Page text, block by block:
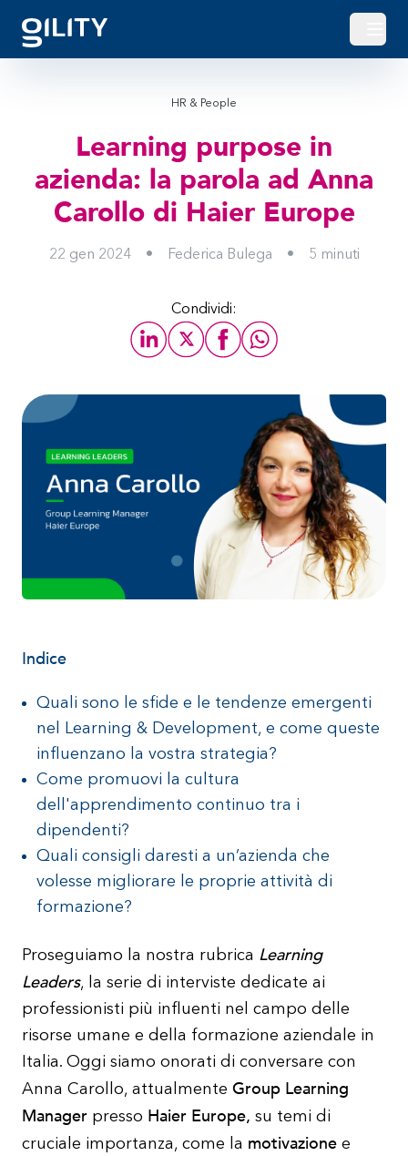
Apri
HR & People
Learning purpose in
azienda: la parola ad Anna
Carollo di Haier Europe
22 gen 2024 • Federica Bulega • 5 minuti
Condividi:
Indice
Quali sono le sfide e le tendenze emergenti
nel Learning & Development, e come queste
influenzano la vostra strategia?
Come promuovi la cultura
dell'apprendimento continuo tra i
dipendenti?
Quali consigli daresti a un’azienda che
volesse migliorare le proprie attività di
formazione?
Proseguiamo la nostra rubrica Learning
Leaders, la serie di interviste dedicate ai
professionisti più influenti nel campo delle
risorse umane e della formazione aziendale in
Italia. Oggi siamo onorati di conversare con
Anna Carollo, attualmente Group Learning
Manager presso Haier Europe, su temi di
cruciale importanza, come la motivazione e